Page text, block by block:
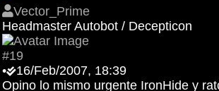
Vector_Prime
Headmaster Autobot / Decepticon
#19
•
16/Feb/2007, 18:39
Opino lo mismo urgente IronHide y